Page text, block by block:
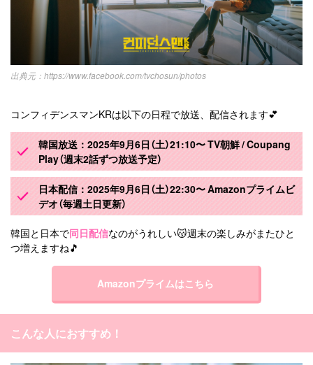
https://www.facebook.com/tvchosun/photos
コンフィデンスマンKRは以下の日程で放送、配信されます💕
韓国放送：2025年9月6日（土）21:10〜 TV朝鮮 / Coupang
Play（週末2話ずつ放送予定）
日本配信：2025年9月6日（土）22:30〜 Amazonプライムビ
デオ（毎週土日更新）
韓国と日本で同日配信なのがうれしい😽週末の楽しみがまたひと
つ増えますね🎵
Amazonプライムはこちら
こんな人におすすめ！